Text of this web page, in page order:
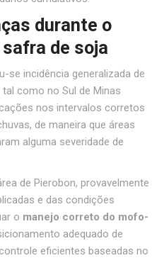
durante o
de soja
se incidência generalizada de
como no Sul de Minas
nos intervalos corretos
de maneira que áreas
alguma severidade de
de Pierobon, provavelmente
e das condições
o manejo correto do mofo-
adequado de
eficientes baseadas no